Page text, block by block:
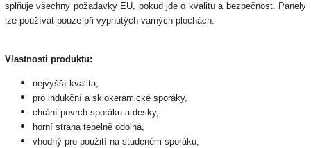
splňuje všechny požadavky EU, pokud jde o kvalitu a bezpečnost. Panely
lze používat pouze při vypnutých varných plochách.
Vlastnosti produktu:
nejvyšší kvalita,
pro indukční a sklokeramické sporáky,
chrání povrch sporáku a desky,
horní strana tepelně odolná,
vhodný pro použití na studeném sporáku,